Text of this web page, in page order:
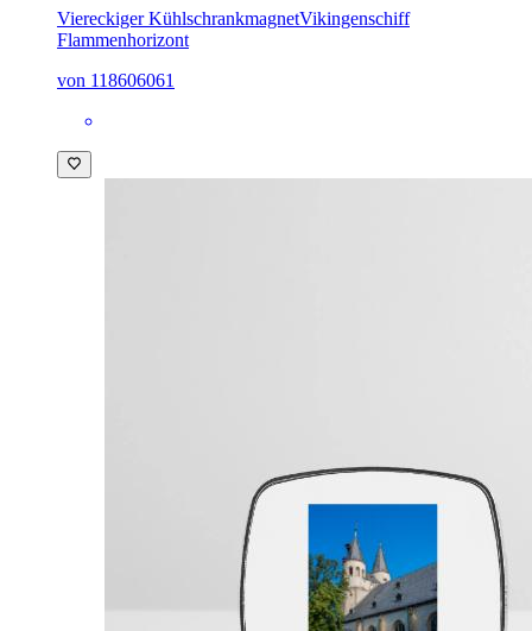
Viereckiger KühlschrankmagnetVikingenschiff
Flammenhorizont
von 118606061